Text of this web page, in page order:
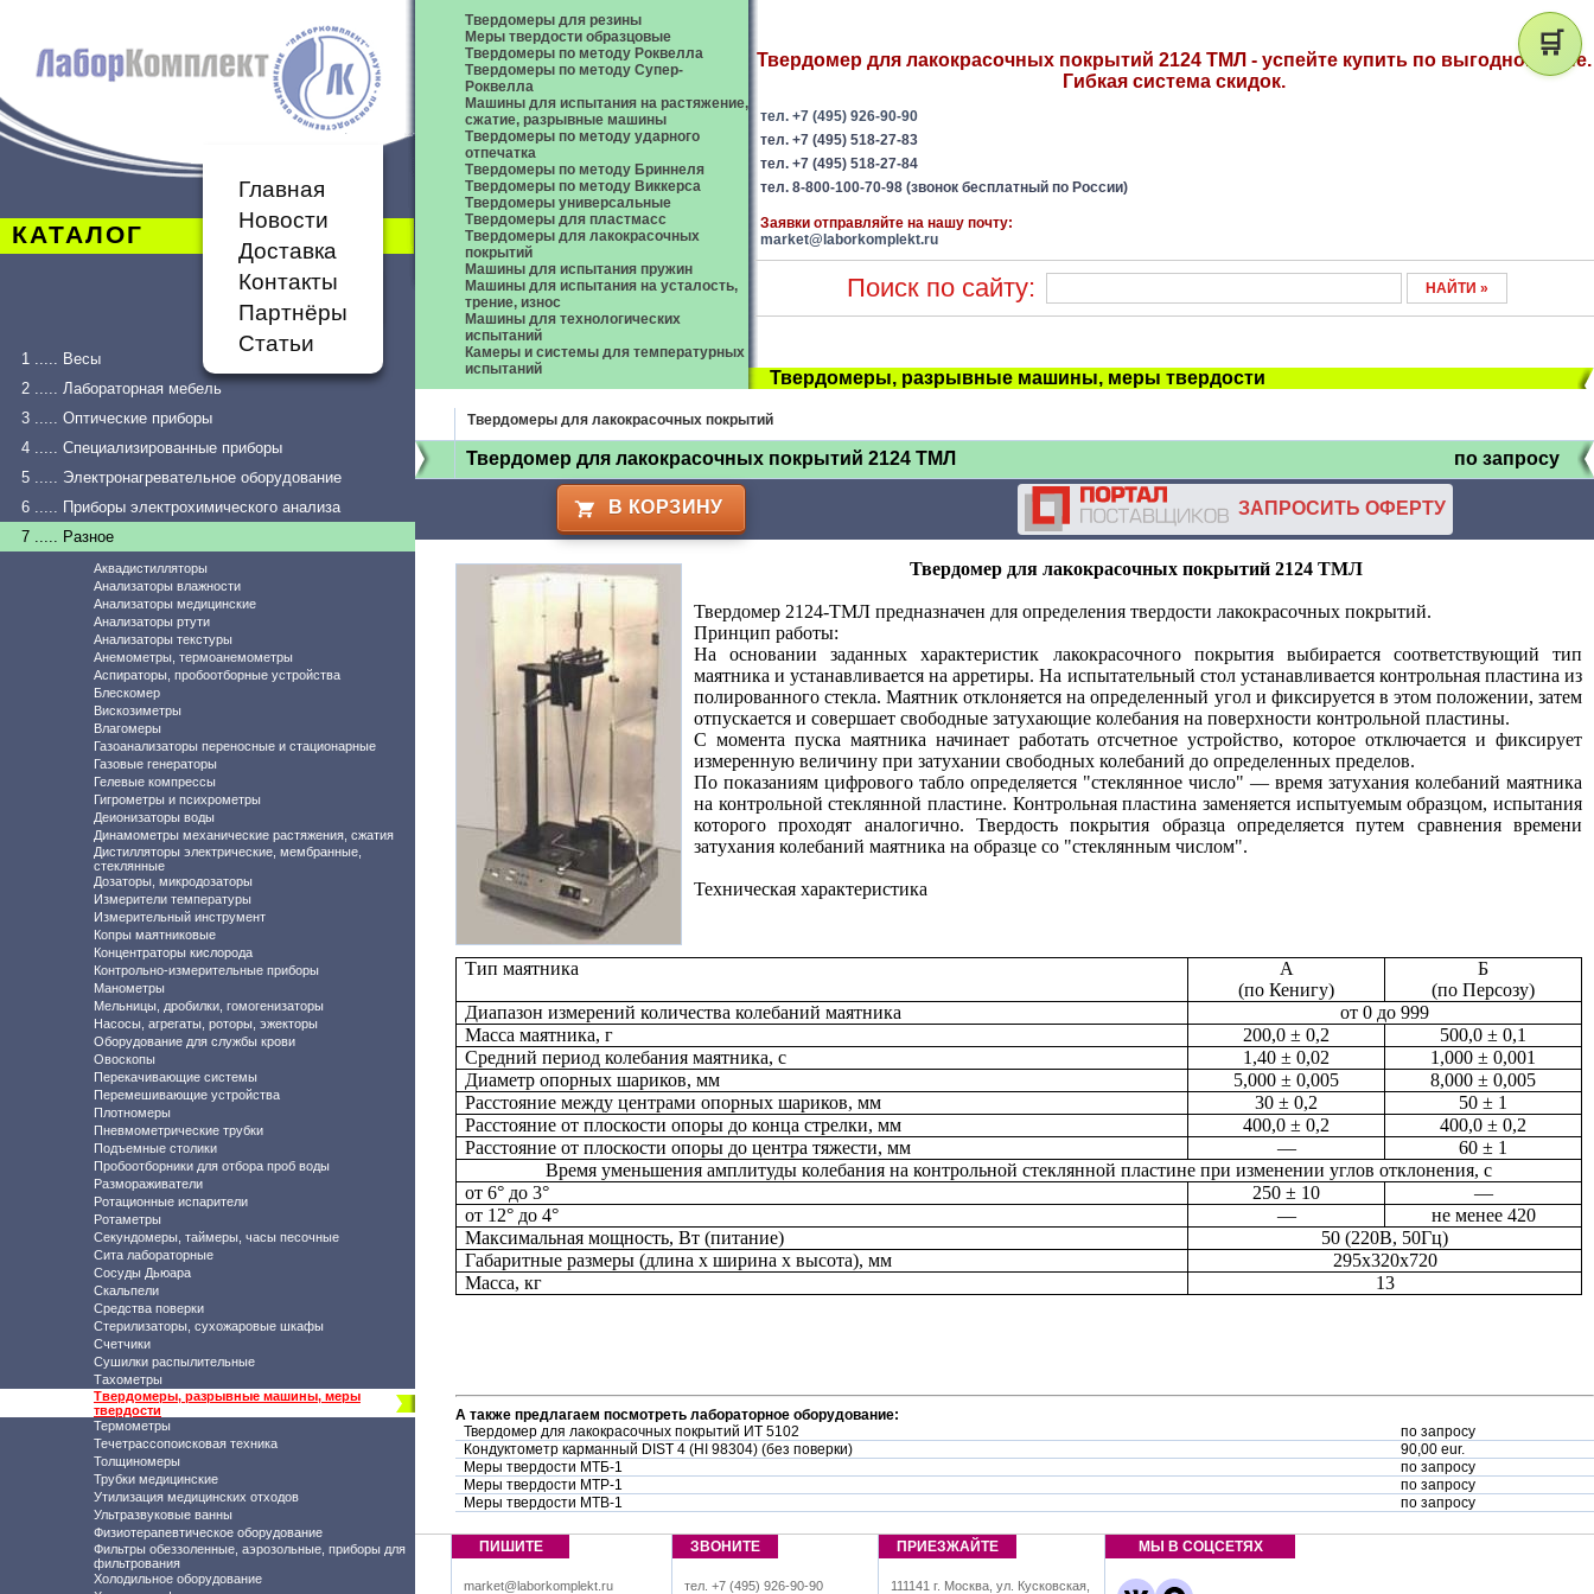
КАТАЛОГ
Главная
Новости
Доставка
Контакты
Партнёры
Статьи
1 ..... Весы
2 ..... Лабораторная мебель
3 ..... Оптические приборы
4 ..... Специализированные приборы
5 ..... Электронагревательное оборудование
6 ..... Приборы электрохимического анализа
7 ..... Разное
Аквадистилляторы
Анализаторы влажности
Анализаторы медицинские
Анализаторы ртути
Анализаторы текстуры
Анемометры, термоанемометры
Аспираторы, пробоотборные устройства
Блескомер
Вискозиметры
Влагомеры
Газоанализаторы переносные и стационарные
Газовые генераторы
Гелевые компрессы
Гигрометры и психрометры
Деионизаторы воды
Динамометры механические растяжения, сжатия
Дистилляторы электрические, мембранные,
стеклянные
Дозаторы, микродозаторы
Измерители температуры
Измерительный инструмент
Копры маятниковые
Концентраторы кислорода
Контрольно-измерительные приборы
Манометры
Мельницы, дробилки, гомогенизаторы
Насосы, агрегаты, роторы, эжекторы
Оборудование для службы крови
Овоскопы
Перекачивающие системы
Перемешивающие устройства
Плотномеры
Пневмометрические трубки
Подъемные столики
Пробоотборники для отбора проб воды
Размораживатели
Ротационные испарители
Ротаметры
Секундомеры, таймеры, часы песочные
Сита лабораторные
Сосуды Дьюара
Скальпели
Средства поверки
Стерилизаторы, сухожаровые шкафы
Счетчики
Сушилки распылительные
Тахометры
Твердомеры, разрывные машины, меры
твердости
Термометры
Течетрассопоисковая техника
Толщиномеры
Трубки медицинские
Утилизация медицинских отходов
Ультразвуковые ванны
Физиотерапевтическое оборудование
Фильтры обеззоленные, аэрозольные, приборы для
фильтрования
Холодильное оборудование
Твердомеры для резины
Меры твердости образцовые
Твердомеры по методу Роквелла
Твердомеры по методу Супер-
Роквелла
Машины для испытания на растяжение,
сжатие, разрывные машины
Твердомеры по методу ударного
отпечатка
Твердомеры по методу Бриннеля
Твердомеры по методу Виккерса
Твердомеры универсальные
Твердомеры для пластмасс
Твердомеры для лакокрасочных
покрытий
Машины для испытания пружин
Машины для испытания на усталость,
трение, износ
Машины для технологических
испытаний
Камеры и системы для температурных
испытаний
Твердомер для лакокрасочных покрытий 2124 ТМЛ - успейте купить по выгодной цене.
Гибкая система скидок.
тел. +7 (495) 926-90-90
тел. +7 (495) 518-27-83
тел. +7 (495) 518-27-84
тел. 8-800-100-70-98 (звонок бесплатный по России)
Заявки отправляйте на нашу почту:
market@laborkomplekt.ru
Поиск по сайту:
Твердомеры, разрывные машины, меры твердости
Твердомеры для лакокрасочных покрытий
Твердомер для лакокрасочных покрытий 2124 ТМЛ по запросу
В КОРЗИНУ ЗАПРОСИТЬ ОФЕРТУ
Твердомер для лакокрасочных покрытий 2124 ТМЛ
Твердомер 2124-ТМЛ предназначен для определения твердости лакокрасочных покрытий.
Принцип работы:
На основании заданных характеристик лакокрасочного покрытия выбирается соответствующий тип
маятника и устанавливается на арретиры. На испытательный стол устанавливается контрольная пластина из
полированного стекла. Маятник отклоняется на определенный угол и фиксируется в этом положении, затем
отпускается и совершает свободные затухающие колебания на поверхности контрольной пластины.
С момента пуска маятника начинает работать отсчетное устройство, которое отключается и фиксирует
измеренную величину при затухании свободных колебаний до определенных пределов.
По показаниям цифрового табло определяется "стеклянное число" — время затухания колебаний маятника
на контрольной стеклянной пластине. Контрольная пластина заменяется испытуемым образцом, испытания
которого проходят аналогично. Твердость покрытия образца определяется путем сравнения времени
затухания колебаний маятника на образце со "стеклянным числом".
Техническая характеристика
Тип маятника
А
(по Кенигу)
Б
(по Персозу)
Диапазон измерений количества колебаний маятника
от 0 до 999
Масса маятника, г
200,0 ± 0,2
500,0 ± 0,1
Средний период колебания маятника, с
1,40 ± 0,02
1,000 ± 0,001
Диаметр опорных шариков, мм
5,000 ± 0,005
8,000 ± 0,005
Расстояние между центрами опорных шариков, мм
30 ± 0,2
50 ± 1
Расстояние от плоскости опоры до конца стрелки, мм
400,0 ± 0,2
400,0 ± 0,2
Расстояние от плоскости опоры до центра тяжести, мм
—
60 ± 1
Время уменьшения амплитуды колебания на контрольной стеклянной пластине при изменении углов отклонения, с
от 6° до 3°
250 ± 10
—
от 12° до 4°
—
не менее 420
Максимальная мощность, Вт (питание)
50 (220В, 50Гц)
Габаритные размеры (длина х ширина х высота), мм
295x320x720
Масса, кг
13
А также предлагаем посмотреть лабораторное оборудование:
Твердомер для лакокрасочных покрытий ИТ 5102
по запросу
Кондуктометр карманный DIST 4 (HI 98304) (без поверки)
90,00 eur.
Меры твердости МТБ-1
по запросу
Меры твердости МТР-1
по запросу
Меры твердости МТВ-1
по запросу
ПИШИТЕ
market@laborkomplekt.ru
ЗВОНИТЕ
тел. +7 (495) 926-90-90
ПРИЕЗЖАЙТЕ
111141 г. Москва, ул. Кусковская,
МЫ В СОЦСЕТЯХ
🛒